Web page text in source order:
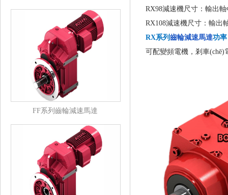
FF系列齒輪減速馬達
RX98減速機尺寸：輸出軸
RX108減速機尺寸：輸出軸
RX系列 齒輪減速馬達功
可配變頻電機，剎車(chē)